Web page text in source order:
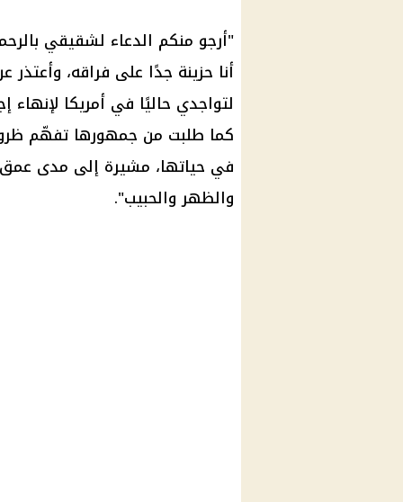
"أرجو منكم الدعاء لشقيقي
أنا حزينة جدًا على فراقه،
لتواجدي حاليًا في أمريكا لإنهاء
كما طلبت من جمهورها تفهّم
في حياتها، مشيرة إلى مدى عمق
والظهر والحبيب".